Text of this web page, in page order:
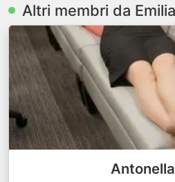
Altri membri da